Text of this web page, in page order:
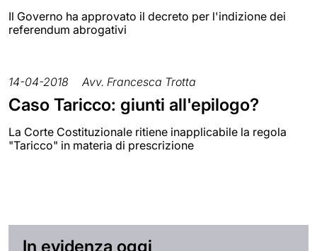
Il Governo ha approvato il decreto per l'indizione dei
referendum abrogativi
14-04-2018 Avv. Francesca Trotta
Caso Taricco: giunti all'epilogo?
La Corte Costituzionale ritiene inapplicabile la regola
"Taricco" in materia di prescrizione
In evidenza oggi